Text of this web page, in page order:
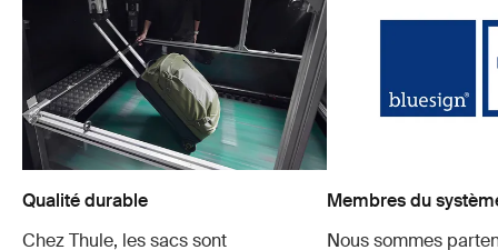
Qualité durable
Chez Thule, les sacs sont
Membres du
Nous sommes